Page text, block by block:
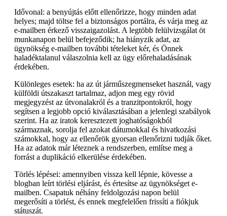
Idővonal: a benyújtás előtt ellenőrizze, hogy minden adat
helyes; majd töltse fel a biztonságos portálra, és várja meg az
e-mailben érkező visszaigazolást. A legtöbb felülvizsgálat öt
munkanapon belül befejeződik; ha hiányzik adat, az
ügynökség e-mailben további tételeket kér, és Önnek
haladéktalanul válaszolnia kell az ügy előrehaladásának
érdekében.
Különleges esetek: ha az út járműszegmenseket használ, vagy
külföldi útszakaszt tartalmaz, adjon meg egy rövid
megjegyzést az útvonalakról és a tranzitpontokról, hogy
segítsen a legjobb opció kiválasztásában a jelenlegi szabályok
szerint. Ha az iratok keresztezett joghatóságokból
származnak, sorolja fel azokat dátumokkal és hivatkozási
számokkal, hogy az ellenőrök gyorsan ellenőrizni tudják őket.
Ha az adatok már léteznek a rendszerben, említse meg a
forrást a duplikáció elkerülése érdekében.
Törlés lépései: amennyiben vissza kell lépnie, kövesse a
blogban leírt törlési eljárást, és értesítse az ügynökséget e-
mailben. Csapatuk néhány feldolgozási napon belül
megerősíti a törlést, és ennek megfelelően frissíti a fiókjuk
státuszát.